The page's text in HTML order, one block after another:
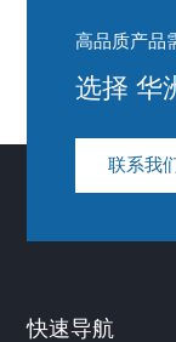
高品质产品
选择 华
联系我
快速导航